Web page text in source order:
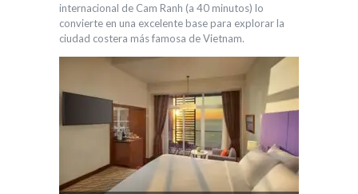
internacional de Cam Ranh (a 40 minutos) lo
convierte en una excelente base para explorar la
ciudad costera más famosa de Vietnam.